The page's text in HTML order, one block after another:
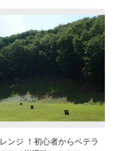
ンジ ！初心者からベテラ